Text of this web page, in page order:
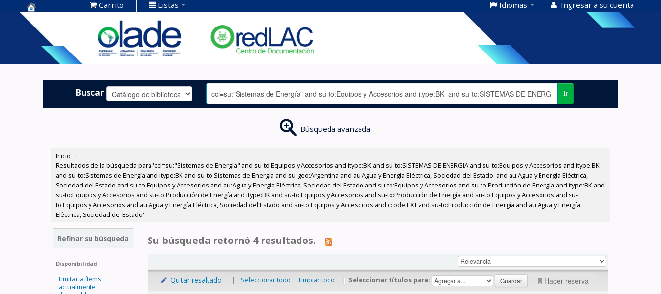
Centro de
Documentación
OLADE -
Carrito Listas Idiomas Ingresar a su cuenta
Buscar Ir
Búsqueda avanzada
Inicio ›
Resultados de la búsqueda para 'ccl=su:"Sistemas de Energía" and su-to:Equipos y Accesorios and itype:BK and su-to:SISTEMAS DE ENERGIA and su-to:Equipos y Accesorios and itype:BK
and su-to:Sistemas de Energía and itype:BK and su-to:Sistemas de Energía and su-geo:Argentina and au:Agua y Energía Eléctrica, Sociedad del Estado. and au:Agua y Energía Eléctrica,
Sociedad del Estado and su-to:Equipos y Accesorios and au:Agua y Energía Eléctrica, Sociedad del Estado and su-to:Equipos y Accesorios and su-to:Producción de Energía and itype:BK and
su-to:Equipos y Accesorios and su-to:Producción de Energía and itype:BK and su-to:Equipos y Accesorios and su-to:Producción de Energía and su-to:Equipos y Accesorios and su-
to:Equipos y Accesorios and au:Agua y Energía Eléctrica, Sociedad del Estado and su-to:Equipos y Accesorios and ccode:EXT and su-to:Producción de Energía and au:Agua y Energía
Eléctrica, Sociedad del Estado'
Refinar su búsqueda
Disponibilidad
Limitar a ítems
actualmente
Su búsqueda retornó 4 resultados.
Quitar resaltado | Seleccionar todo Limpiar todo | Seleccionar títulos para: Hacer reserva